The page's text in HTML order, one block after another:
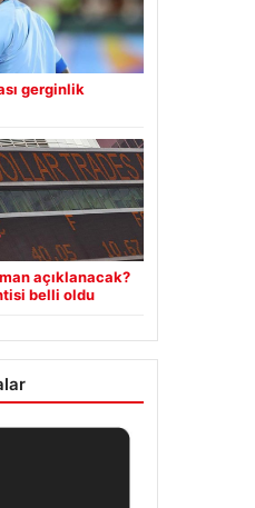
gerginlik
açıklanacak?
belli oldu